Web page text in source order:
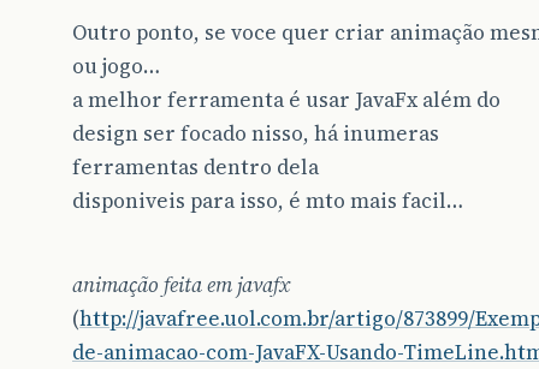
Outro ponto, se voce quer criar animação
ou jogo…
a melhor ferramenta é usar JavaFx além do
design ser focado nisso, há inumeras
ferramentas dentro dela
disponiveis para isso, é mto mais facil…
animação feita em javafx
(http://javafree.uol.com.br/artigo/873899/
de-animacao-com-JavaFX-Usando-